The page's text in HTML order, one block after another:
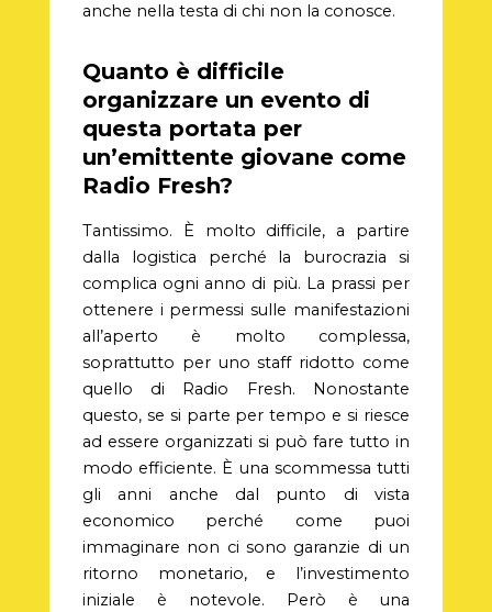
anche nella testa di chi non la conosce.
Quanto è difficile
organizzare un evento di
questa portata per
un’emittente giovane come
Radio Fresh?
Tantissimo. È molto difficile, a partire
dalla logistica perché la burocrazia si
complica ogni anno di più. La prassi per
ottenere i permessi sulle manifestazioni
all’aperto è molto complessa,
soprattutto per uno staff ridotto come
quello di Radio Fresh. Nonostante
questo, se si parte per tempo e si riesce
ad essere organizzati si può fare tutto in
modo efficiente. È una scommessa tutti
gli anni anche dal punto di vista
economico perché come puoi
immaginare non ci sono garanzie di un
ritorno monetario, e l’investimento
iniziale è notevole. Però è una